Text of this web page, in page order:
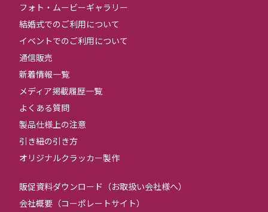
フォト・ムービーギャラリー
結婚式でのご利用について
イベントでのご利用について
通信販売
新着情報一覧
メディア掲載履歴一覧
よくある質問
製品仕様上の注意
引き紐の引き方
オリジナルクラッカー製作
販促資料ダウンロード（お取扱い会社様へ）
会社概要（コーポレートサイト）